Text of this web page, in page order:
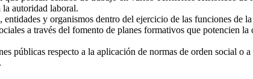
la autoridad laboral.
entidades y organismos dentro del ejercicio de las funciones de
a través del fomento de planes formativos que potencien
públicas respecto a la aplicación de normas de orden social o